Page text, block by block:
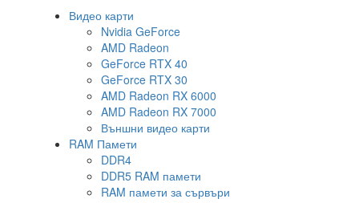
Видео карти
Nvidia GeForce
AMD Radeon
GeForce RTX 40
GeForce RTX 30
AMD Radeon RX 6000
AMD Radeon RX 7000
Външни видео карти
RAM Памети
DDR4
DDR5 RAM памети
RAM памети за сървъри